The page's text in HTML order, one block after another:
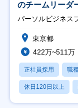
のチームリーダ
パーソルビジネス
東京都
422万~511万
正社員採用 職
休日120日以上